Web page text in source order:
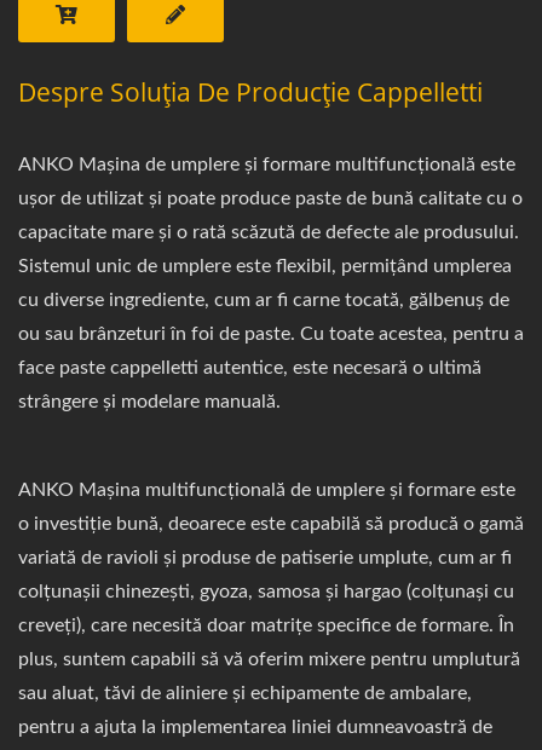
Despre Soluția De Producție Cappelletti
ANKO Mașina de umplere și formare multifuncțională este
ușor de utilizat și poate produce paste de bună calitate cu o
capacitate mare și o rată scăzută de defecte ale produsului.
Sistemul unic de umplere este flexibil, permițând umplerea
cu diverse ingrediente, cum ar fi carne tocată, gălbenuș de
ou sau brânzeturi în foi de paste. Cu toate acestea, pentru a
face paste cappelletti autentice, este necesară o ultimă
strângere și modelare manuală.
ANKO Mașina multifuncțională de umplere și formare este
o investiție bună, deoarece este capabilă să producă o gamă
variată de ravioli și produse de patiserie umplute, cum ar fi
colțunașii chinezești, gyoza, samosa și hargao (colțunași cu
creveți), care necesită doar matrițe specifice de formare. În
plus, suntem capabili să vă oferim mixere pentru umplutură
sau aluat, tăvi de aliniere și echipamente de ambalare,
pentru a ajuta la implementarea liniei dumneavoastră de